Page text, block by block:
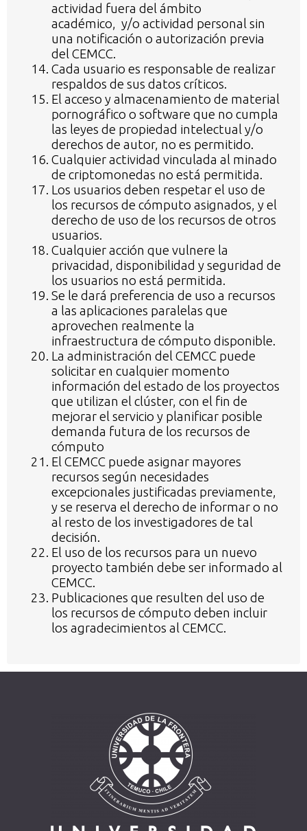
actividad fuera del ámbito
académico, y/o actividad personal sin
una notificación o autorización previa
del CEMCC.
Cada usuario es responsable de realizar
respaldos de sus datos críticos.
El acceso y almacenamiento de material
pornográfico o software que no cumpla
las leyes de propiedad intelectual y/o
derechos de autor, no es permitido.
Cualquier actividad vinculada al minado
de criptomonedas no está permitida.
Los usuarios deben respetar el uso de
los recursos de cómputo asignados, y el
derecho de uso de los recursos de otros
usuarios.
Cualquier acción que vulnere la
privacidad, disponibilidad y seguridad de
los usuarios no está permitida.
Se le dará preferencia de uso a recursos
a las aplicaciones paralelas que
aprovechen realmente la
infraestructura de cómputo disponible.
La administración del CEMCC puede
solicitar en cualquier momento
información del estado de los proyectos
que utilizan el clúster, con el fin de
mejorar el servicio y planificar posible
demanda futura de los recursos de
cómputo
El CEMCC puede asignar mayores
recursos según necesidades
excepcionales justificadas previamente,
y se reserva el derecho de informar o no
al resto de los investigadores de tal
decisión.
El uso de los recursos para un nuevo
proyecto también debe ser informado al
CEMCC.
Publicaciones que resulten del uso de
los recursos de cómputo deben incluir
los agradecimientos al CEMCC.